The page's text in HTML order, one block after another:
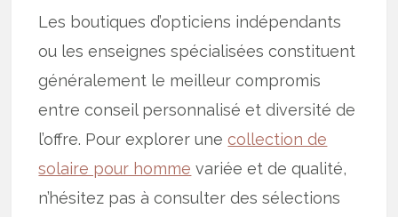
Les boutiques d’opticiens indépendants
ou les enseignes spécialisées constituent
généralement le meilleur compromis
entre conseil personnalisé et diversité de
l’offre. Pour explorer unecollection de
solaire pour homme variée et de qualité,
n’hésitez pas à consulter des sélections